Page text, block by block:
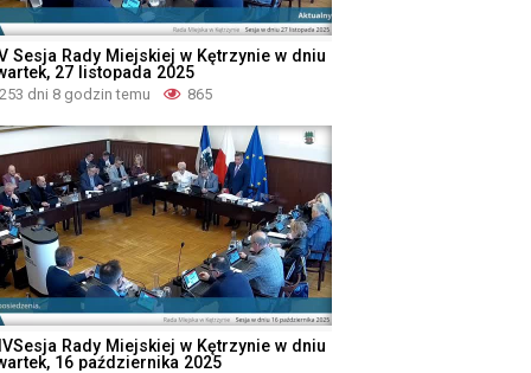
Sesja Rady Miejskiej w Kętrzynie w dniu
27 listopada 2025
253 dni 8 godzin temu 865
Rady Miejskiej w Kętrzynie w dniu
16 października 2025